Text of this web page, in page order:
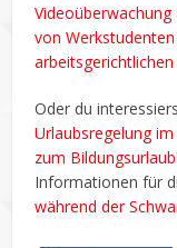
von Werkstudenten
Oder du
Urlaubsregelung
zum Bildungsurlaub
Informationen für
während der